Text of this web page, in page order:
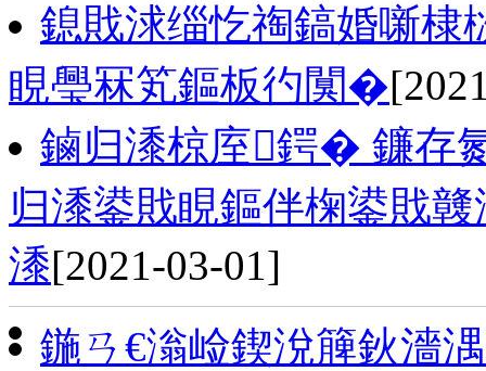
鎴戝浗缁忔祹鎬婚噺
睍璺冧笂鏂板彴闃�
鏀归潻椋庢鍔� 鐮存
归潻鍙戝睍鏂伴椈鍙戝
潻[2021-03-01]
鍦ㄢ€滃崄鍥涗簲鈥濇